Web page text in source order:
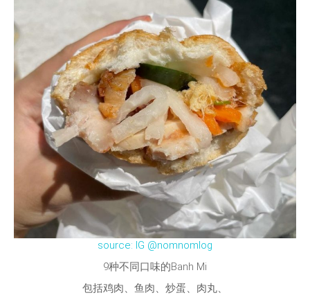
source: IG @nomnomlog
9种不同口味的Banh Mi
包括鸡肉、鱼肉、炒蛋、肉丸、